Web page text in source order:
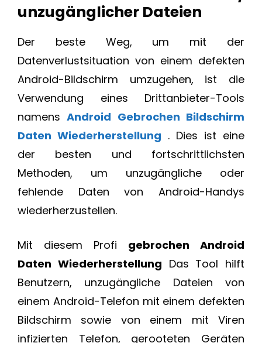
unzugänglicher Dateien
Der beste Weg, um mit der
Datenverlustsituation von einem defekten
Android-Bildschirm umzugehen, ist die
Verwendung eines Drittanbieter-Tools
namensAndroid Gebrochen Bildschirm
Daten Wiederherstellung . Dies ist eine
der besten und fortschrittlichsten
Methoden, um unzugängliche oder
fehlende Daten von Android-Handys
wiederherzustellen.
Mit diesem Profi gebrochen Android
Daten Wiederherstellung Das Tool hilft
Benutzern, unzugängliche Dateien von
einem Android-Telefon mit einem defekten
Bildschirm sowie von einem mit Viren
infizierten Telefon, gerooteten Geräten